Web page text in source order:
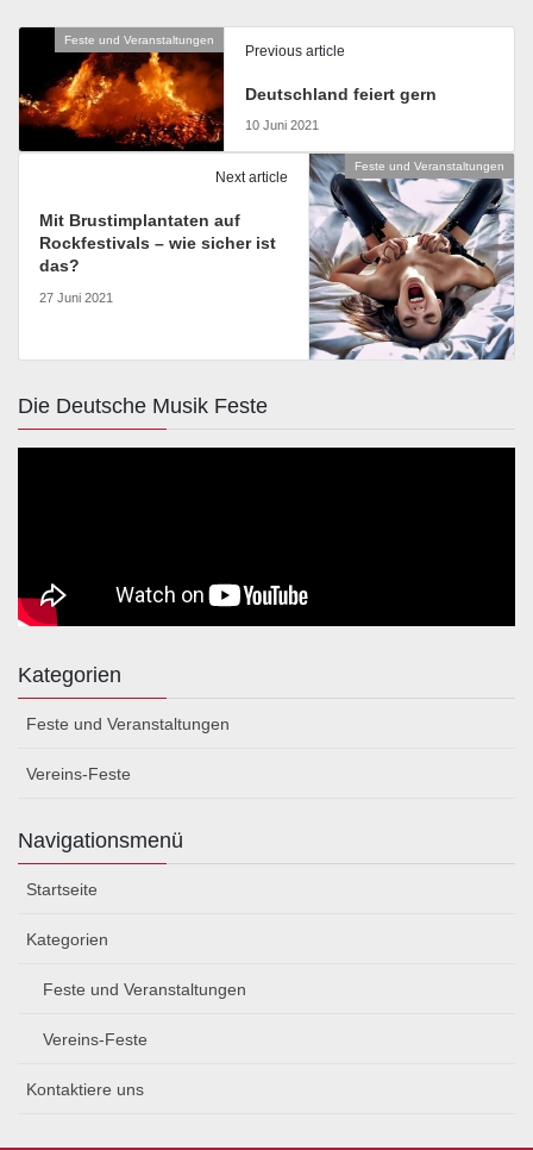
Feste und Veranstaltungen
Previous article
Deutschland feiert gern
10 Juni 2021
Feste und Veranstaltungen
Next article
Mit Brustimplantaten auf
Rockfestivals – wie sicher ist
das?
27 Juni 2021
Die Deutsche Musik Feste
Kategorien
Feste und Veranstaltungen
Vereins-Feste
Navigationsmenü
Startseite
Kategorien
Feste und Veranstaltungen
Vereins-Feste
Kontaktiere uns